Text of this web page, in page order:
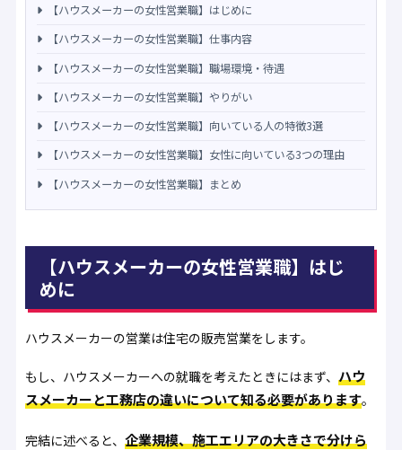
【ハウスメーカーの女性営業職】はじめに
【ハウスメーカーの女性営業職】仕事内容
【ハウスメーカーの女性営業職】職場環境・待遇
【ハウスメーカーの女性営業職】やりがい
【ハウスメーカーの女性営業職】向いている人の特徴3選
【ハウスメーカーの女性営業職】女性に向いている3つの理由
【ハウスメーカーの女性営業職】まとめ
【ハウスメーカーの女性営業職】はじ
めに
ハウスメーカーの営業は住宅の販売営業をします。
もし、ハウスメーカーへの就職を考えたときにはまず、 ハウ
スメーカーと工務店の違いについて知る必要があります。
完結に述べると、 企業規模、施工エリアの大きさで分けら